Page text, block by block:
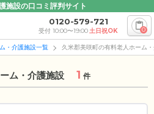
施設の口コミ評判サイト
0120-579-721
受付 10:00〜19:00土日祝OK 0
・介護施設一覧 久米郡美咲町の有料老人ホーム
ム・介護施設 1 件